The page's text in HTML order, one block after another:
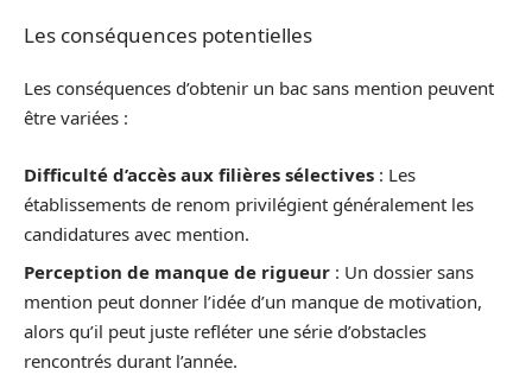
Les conséquences potentielles
Les conséquences d’obtenir un bac sans mention peuvent
être variées :
Difficulté d’accès aux filières sélectives : Les
établissements de renom privilégient généralement les
candidatures avec mention.
Perception de manque de rigueur : Un dossier sans
mention peut donner l’idée d’un manque de motivation,
alors qu’il peut juste refléter une série d’obstacles
rencontrés durant l’année.